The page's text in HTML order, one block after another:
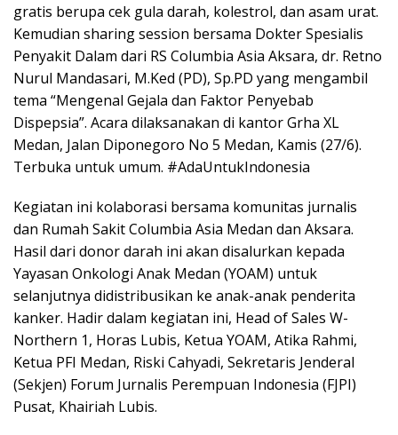
gratis berupa cek gula darah, kolestrol, dan asam urat.
Kemudian sharing session bersama Dokter Spesialis
Penyakit Dalam dari RS Columbia Asia Aksara, dr. Retno
Nurul Mandasari, M.Ked (PD), Sp.PD yang mengambil
tema “Mengenal Gejala dan Faktor Penyebab
Dispepsia”. Acara dilaksanakan di kantor Grha XL
Medan, Jalan Diponegoro No 5 Medan, Kamis (27/6).
Terbuka untuk umum. #AdaUntukIndonesia
Kegiatan ini kolaborasi bersama komunitas jurnalis
dan Rumah Sakit Columbia Asia Medan dan Aksara.
Hasil dari donor darah ini akan disalurkan kepada
Yayasan Onkologi Anak Medan (YOAM) untuk
selanjutnya didistribusikan ke anak-anak penderita
kanker. Hadir dalam kegiatan ini, Head of Sales W-
Northern 1, Horas Lubis, Ketua YOAM, Atika Rahmi,
Ketua PFI Medan, Riski Cahyadi, Sekretaris Jenderal
(Sekjen) Forum Jurnalis Perempuan Indonesia (FJPI)
Pusat, Khairiah Lubis.